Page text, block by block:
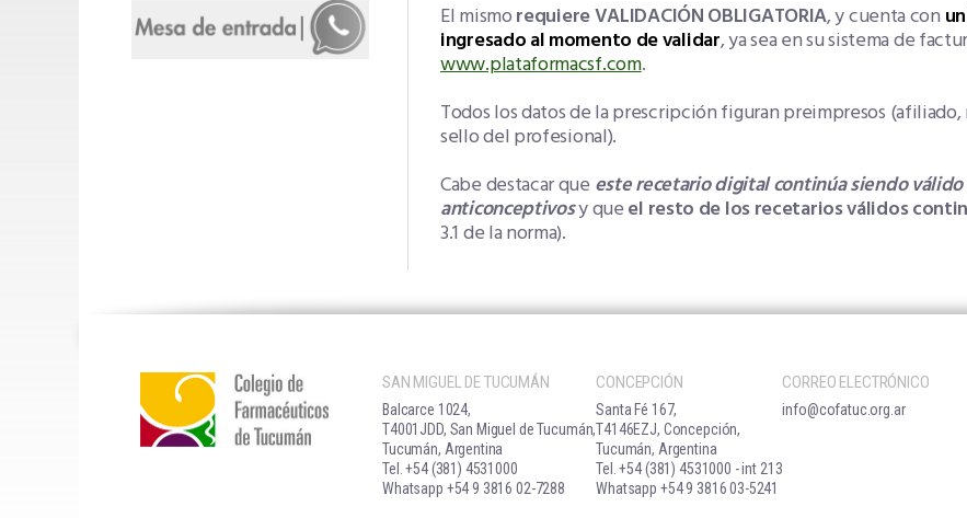
El mismorequiere VALIDACIÓN OBLIGATORIA, y cuenta con
ingresado al momento de validar, ya sea en su sistema de
www.plataformacsf.com.
Todos los datos de la prescripción figuran preimpresos
sello del profesional).
Cabe destacar que este recetario digital continúa siendo
anticonceptivosy queel resto de los recetarios válidos
3.1 de la norma).
SAN MIGUEL DE TUCUMÁN
Balcarce 1024,
T4001JDD, San Miguel de Tucumán,
Tucumán, Argentina
Tel. +54 (381) 4531000
Whatsapp +54 9 3816 02-7288
CONCEPCIÓN
Santa Fé 167,
T4146EZJ, Concepción,
Tucumán, Argentina
Tel. +54 (381) 4531000 - int 213
Whatsapp +54 9 3816 03-5241
CORREO ELECTRÓNICO
info@cofatuc.org.ar